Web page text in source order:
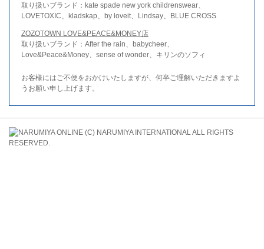
取り扱いブランド：kate spade new york childrenswear、
LOVETOXIC、kladskap、by loveit、Lindsay、BLUE CROSS
ZOZOTOWN LOVE&PEACE&MONEY店
取り扱いブランド：After the rain、babycheer、
Love&Peace&Money、sense of wonder、キリンのソフィ
お客様にはご不便をおかけいたしますが、何卒ご理解いただきますよ
うお願い申し上げます。